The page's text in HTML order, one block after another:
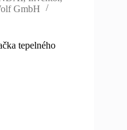
GmbH
tepelného